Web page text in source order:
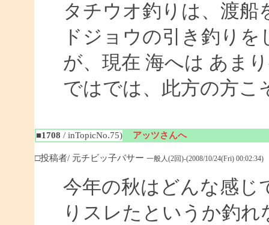
タチウオ釣りは、渡船
ドジョウの引き釣り
が、現在 海へは あま
ではでは、此方の方こ
■1708 / inTopicNo.75) アッツさんへ
□投稿者/ 元チビッ子バサー 一般人(2回)-(2008/10/24(Fri) 00:02:34)
今年の秋はどんな感じ
りスレたというか釣